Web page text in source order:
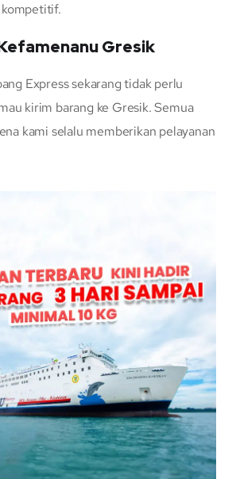
Gresik
Express sekarang tidak perlu
kirim barang ke Gresik. Semua
kami selalu memberikan pelayanan